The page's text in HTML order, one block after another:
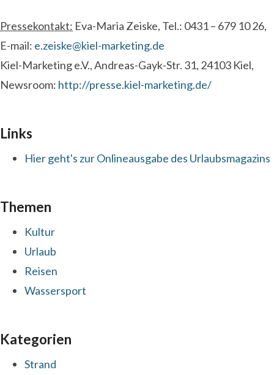
Pressekontakt: Eva-Maria Zeiske, Tel.: 0431 – 679 10 26,
E-mail: e.zeiske@kiel-marketing.de
Kiel-Marketing e.V., Andreas-Gayk-Str. 31, 24103 Kiel,
Newsroom: http://presse.kiel-marketing.de/
Links
Hier geht's zur Onlineausgabe des Urlaubsmagazins
Themen
Kultur
Urlaub
Reisen
Wassersport
Kategorien
Strand